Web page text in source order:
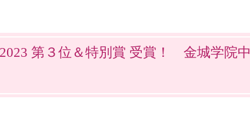
2023 第３位＆特別賞 受賞！ 金城学院中